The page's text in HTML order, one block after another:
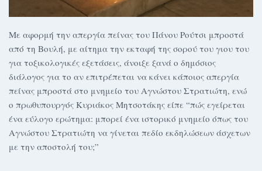
Με αφορμή την απεργία πείνας του Πάνου Ρούτσι μπροστά
από τη Βουλή, με αίτημα την εκταφή της σορού του γιου του
για τοξικολογικές εξετάσεις, άνοιξε ξανά ο δημόσιος
διάλογος για το αν επιτρέπεται να κάνει κάποιος απεργία
πείνας μπροστά στο μνημείο του Αγνώστου Στρατιώτη, ενώ
ο πρωθυπουργός Κυριάκος Μητσοτάκης είπε “πώς εγείρεται
ένα εύλογο ερώτημα: μπορεί ένα ιστορικό μνημείο όπως του
Αγνώστου Στρατιώτη να γίνεται πεδίο εκδηλώσεων άσχετων
με την αποστολή του;”